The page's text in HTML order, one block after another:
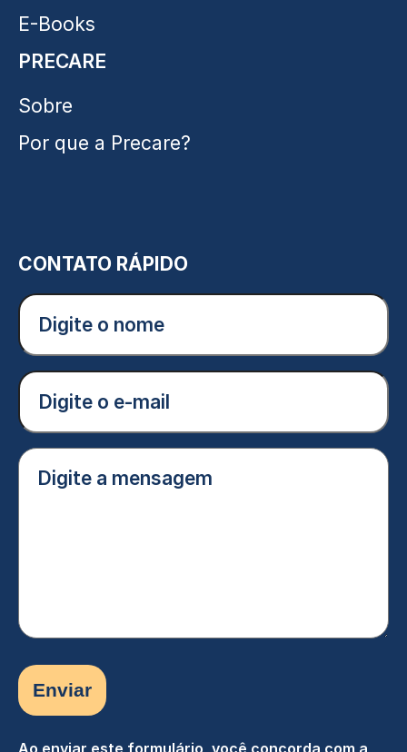
E-Books
PRECARE
Sobre
Por que a Precare?
CONTATO RÁPIDO
Digite
nome
(Obrigatório)
E-
mail
(Obrigatório)
Digite